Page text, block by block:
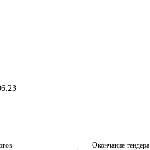
Окончание тендера